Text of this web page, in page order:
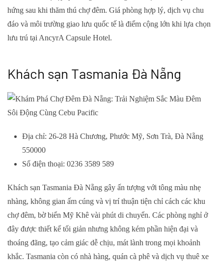
hứng sau khi thăm thú chợ đêm. Giá phòng hợp lý, dịch vụ chu
đáo và môi trường giao lưu quốc tế là điểm cộng lớn khi lựa chọn
lưu trú tại AncyrA Capsule Hotel.
Khách sạn Tasmania Đà Nẵng
Địa chỉ: 26-28 Hà Chương, Phước Mỹ, Sơn Trà, Đà Nẵng
550000
Số điện thoại: 0236 3589 589
Khách sạn Tasmania Đà Nẵng gây ấn tượng với tông màu nhẹ
nhàng, không gian ấm cúng và vị trí thuận tiện chỉ cách các khu
chợ đêm, bờ biển Mỹ Khê vài phút di chuyển. Các phòng nghỉ ở
đây được thiết kế tối giản nhưng không kém phần hiện đại và
thoáng đãng, tạo cảm giác dễ chịu, mát lành trong mọi khoảnh
khắc. Tasmania còn có nhà hàng, quán cà phê và dịch vụ thuê xe